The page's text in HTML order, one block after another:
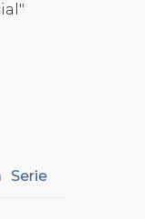
Serie